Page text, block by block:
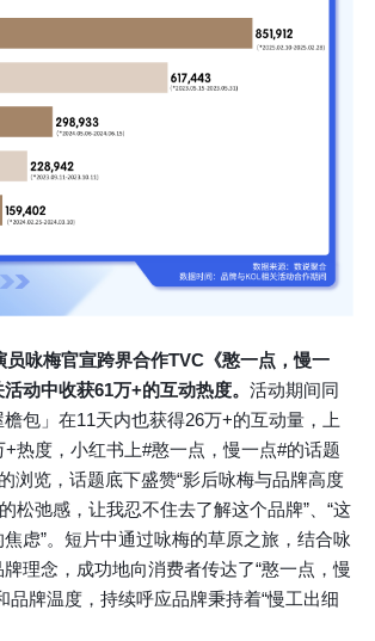
员咏梅官宣跨界合作TVC《憨一点，慢一
动中收获61万+的互动热度。 活动期间同
包」在11天内也获得26万+的互动量，上
+热度，小红书上#憨一点，慢一点#的话题
浏览，话题底下盛赞“影后咏梅与品牌高度
松弛感，让我忍不住去了解这个品牌”、“这
虑”。短片中通过咏梅的草原之旅，结合咏
理念，成功地向消费者传达了“憨一点，慢
品牌温度，持续呼应品牌秉持着“慢工出细